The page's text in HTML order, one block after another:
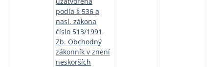
podľa § 536 a
nasl. zákona
číslo 513/1991
Zb. Obchodný
zákonník v znení
neskorších